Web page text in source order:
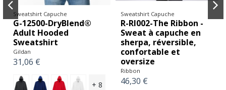
Sweatshirt Capuche
G-12500-DryBlend®
Adult Hooded
Sweatshirt
Gildan
31,06 €
+ 8
Sweatshirt Capuche
R-RI002-The Ribbon -
Sweat à capuche en
sherpa, réversible,
confortable et
oversize
Ribbon
46,30 €